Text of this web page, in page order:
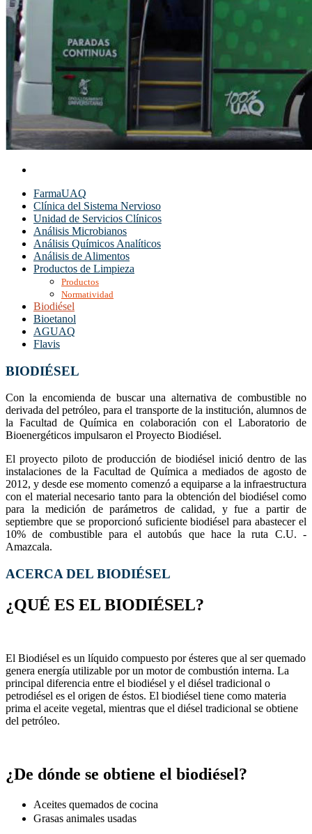
FarmaUAQ
Clínica del Sistema Nervioso
Unidad de Servicios Clínicos
Análisis Microbianos
Análisis Químicos Analíticos
Análisis de Alimentos
Productos de Limpieza
Productos
Normatividad
Biodiésel
Bioetanol
AGUAQ
Flavis
BIODIÉSEL
Con la encomienda de buscar una alternativa de combustible no
derivada del petróleo, para el transporte de la institución, alumnos de
la Facultad de Química en colaboración con el Laboratorio de
Bioenergéticos impulsaron el Proyecto Biodiésel.
El proyecto piloto de producción de biodiésel inició dentro de las
instalaciones de la Facultad de Química a mediados de agosto de
2012, y desde ese momento comenzó a equiparse a la infraestructura
con el material necesario tanto para la obtención del biodiésel como
para la medición de parámetros de calidad, y fue a partir de
septiembre que se proporcionó suficiente biodiésel para abastecer el
10% de combustible para el autobús que hace la ruta C.U. -
Amazcala.
ACERCA DEL BIODIÉSEL
¿QUÉ ES EL BIODIÉSEL?
El Biodiésel es un líquido compuesto por ésteres que al ser quemado
genera energía utilizable por un motor de combustión interna. La
principal diferencia entre el biodiésel y el diésel tradicional o
petrodiésel es el origen de éstos. El biodiésel tiene como materia
prima el aceite vegetal, mientras que el diésel tradicional se obtiene
del petróleo.
¿De dónde se obtiene el biodiésel?
Aceites quemados de cocina
Grasas animales usadas